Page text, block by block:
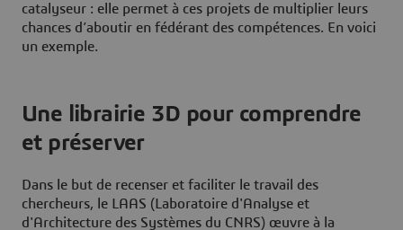
catalyseur : elle permet à ces projets de multiplier leurs
chances d’aboutir en fédérant des compétences. En voici
un exemple.
Une librairie 3D pour comprendre
et préserver
Dans le but de recenser et faciliter le travail des
chercheurs, le LAAS (Laboratoire d'Analyse et
d'Architecture des Systèmes du CNRS) œuvre à la